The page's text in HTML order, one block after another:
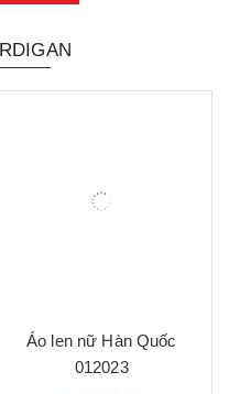
Áo len nữ Hàn Quốc
012023